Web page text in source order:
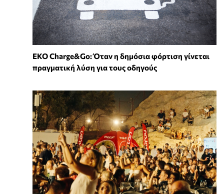
EKO Charge&Go: Όταν η δημόσια φόρτιση γίνεται
πραγματική λύση για τους οδηγούς